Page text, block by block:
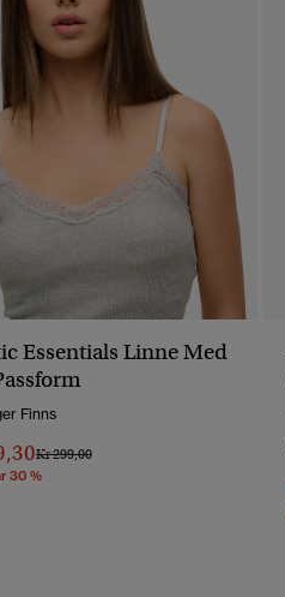
Essentials Linne Med
Finns
Pris Reducerat Från
Kr 299,00Till
30 %